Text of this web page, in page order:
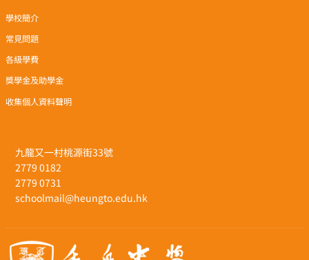
九龍又一村桃源街33號
2779 0182
2779 0731
schoolmail@heungto.edu.hk
學校簡介
常見問題
各級學費
獎學金及助學金
收集個人資料聲明